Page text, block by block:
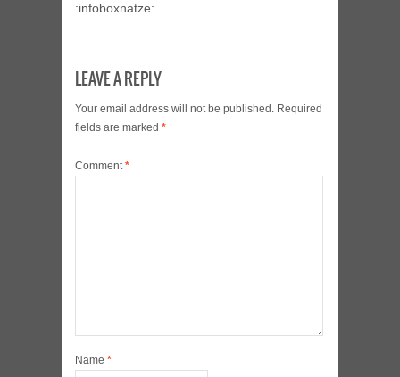
:infoboxnatze:
LEAVE A REPLY
Your email address will not be published. Required
fields are marked *
Comment*
Name *